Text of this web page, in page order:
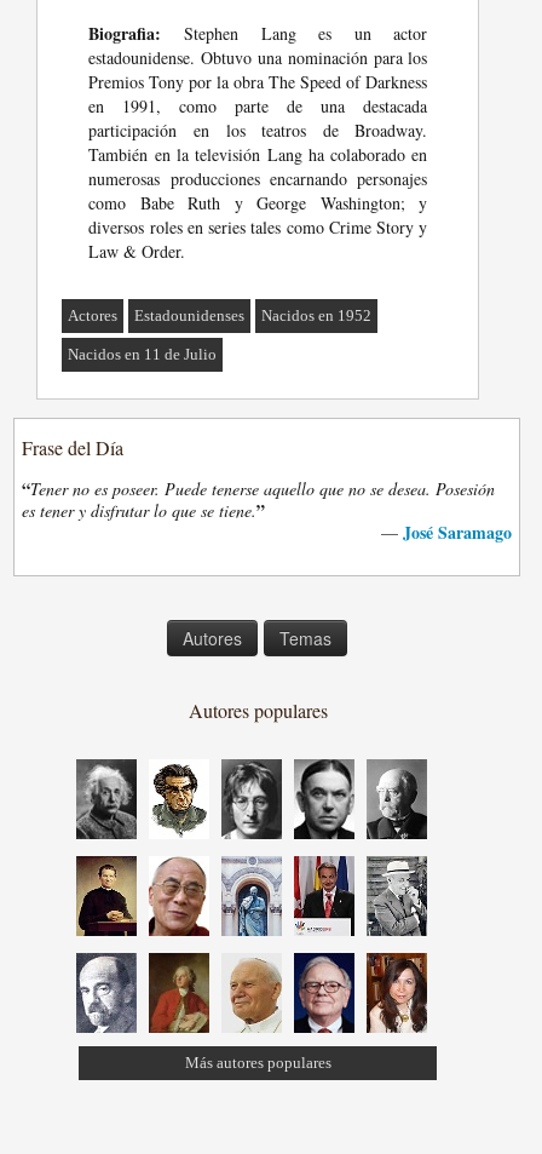
Biografia: Stephen Lang es un actor
estadounidense. Obtuvo una nominación para los
Premios Tony por la obra The Speed of Darkness
en 1991, como parte de una destacada
participación en los teatros de Broadway.
También en la televisión Lang ha colaborado en
numerosas producciones encarnando personajes
como Babe Ruth y George Washington; y
diversos roles en series tales como Crime Story y
Law & Order.
Actores Estadounidenses Nacidos en 1952
Nacidos en 11 de Julio
Frase del Día
“Tener no es poseer. Puede tenerse aquello que no se desea. Posesión
es tener y disfrutar lo que se tiene.”
— José Saramago
Autores Temas
Autores populares
Más autores populares